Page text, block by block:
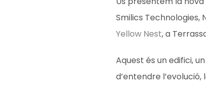
Smilics Technologies,
Yellow Nest, a
Aquest és un edifici,
d’entendre